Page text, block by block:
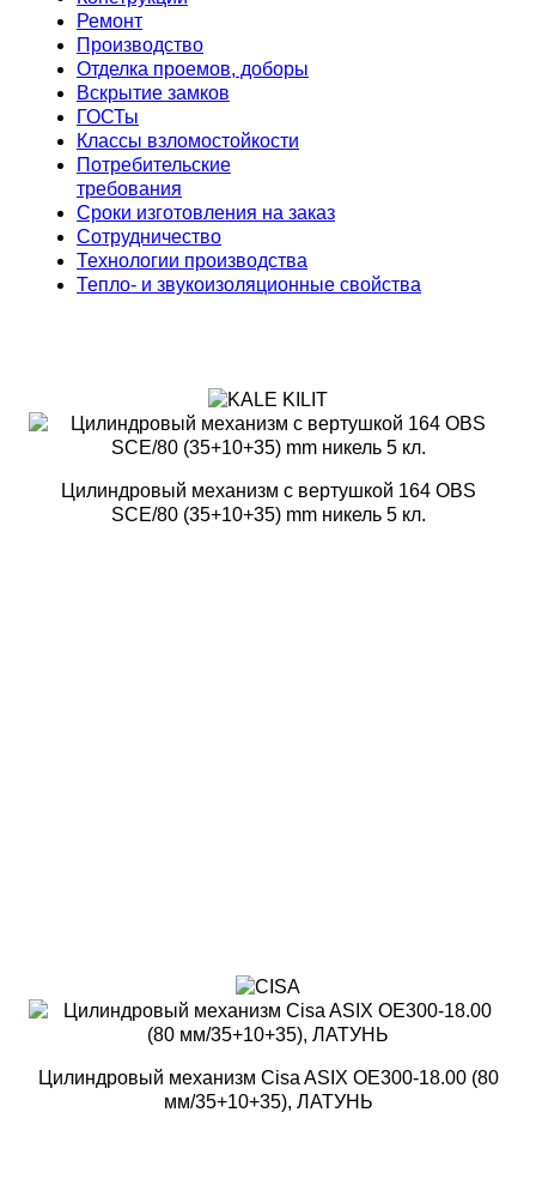
Ремонт
Производство
Отделка проемов, доборы
Вскрытие замков
ГОСТы
Классы взломостойкости
Потребительские
требования
Сроки изготовления на заказ
Сотрудничество
Технологии производства
Тепло- и звукоизоляционные свойства
Цилиндровый механизм с вертушкой 164 OBS
SCE/80 (35+10+35) mm никель 5 кл.
Цилиндровый механизм Cisa ASIX OE300-18.00 (80
мм/35+10+35), ЛАТУНЬ